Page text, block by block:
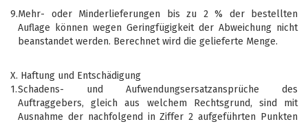
9.Mehr- oder Minderlieferungen bis zu 2 % der bestellten
Auflage können wegen Geringfügigkeit der Abweichung nicht
beanstandet werden. Berechnet wird die gelieferte Menge.
X. Haftung und Entschädigung
1.Schadens- und Aufwendungsersatzansprüche des
Auftraggebers, gleich aus welchem Rechtsgrund, sind mit
Ausnahme der nachfolgend in Ziffer 2 aufgeführten Punkten